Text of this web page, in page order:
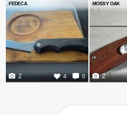
FEDECA
4 0
2
MOSSY OAK
2